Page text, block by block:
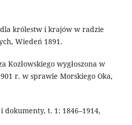
królestw i krajów w radzie
Wiedeń 1891.
Kozłowskiego wygłoszona w
r. w sprawie Morskiego Oka,
t. 1: 1846–1914,